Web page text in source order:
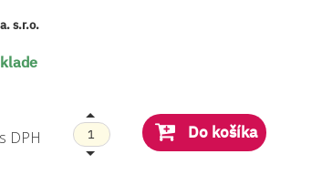
s.r.o.
s DPH Do košíka